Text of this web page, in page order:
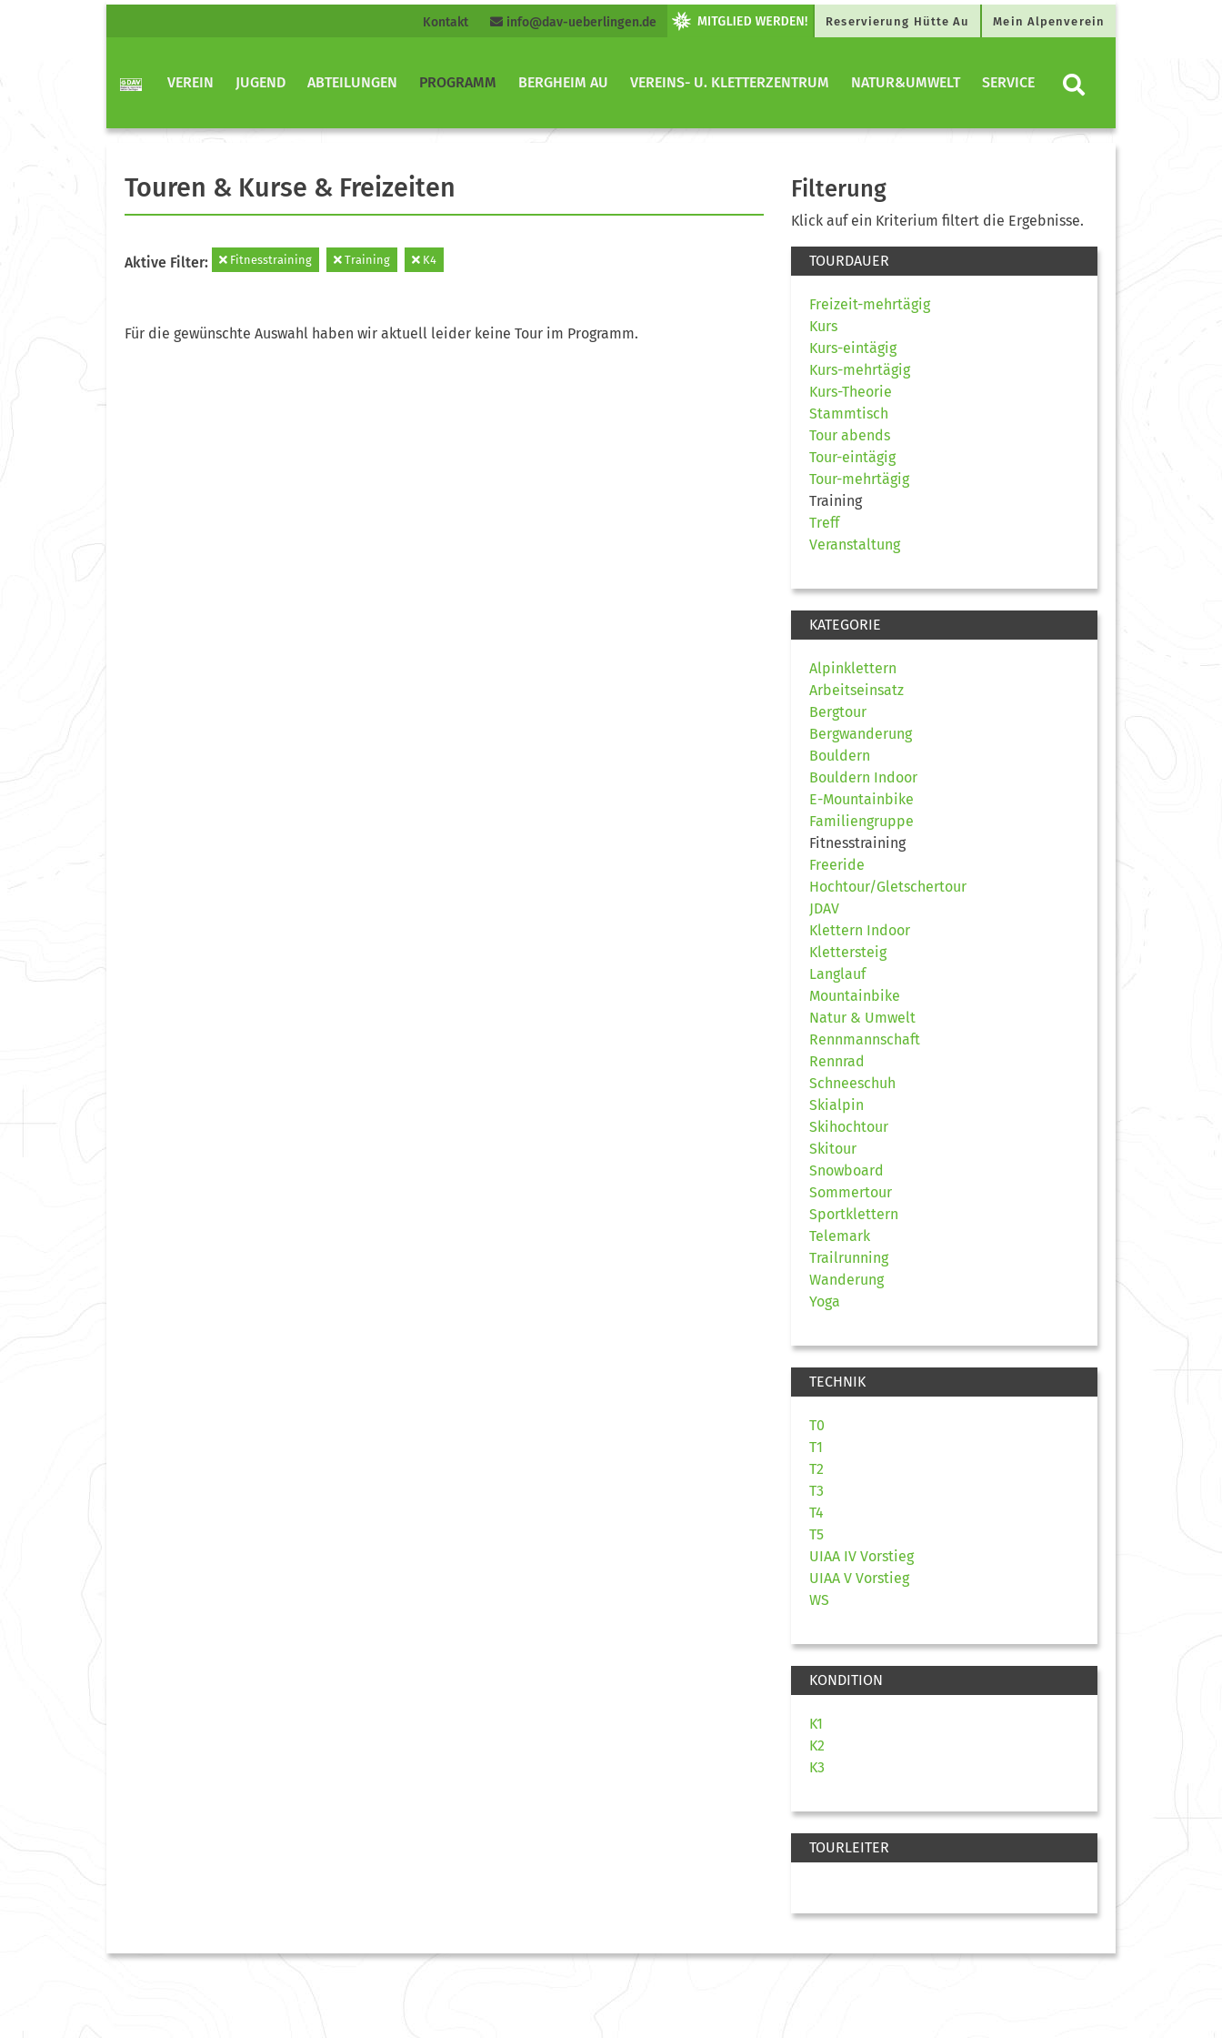
Kontakt info@dav-ueberlingen.de Reservierung Hütte Au Mein Alpenverein
VEREIN JUGEND ABTEILUNGEN PROGRAMM BERGHEIM AU VEREINS- U. KLETTERZENTRUM NATUR&UMWELT SERVICE
Touren & Kurse & Freizeiten
Aktive Filter: Fitnesstraining Training K4
Für die gewünschte Auswahl haben wir aktuell leider keine Tour im Programm.
Filterung
Klick auf ein Kriterium filtert die Ergebnisse.
TOURDAUER
Freizeit-mehrtägig
Kurs
Kurs-eintägig
Kurs-mehrtägig
Kurs-Theorie
Stammtisch
Tour abends
Tour-eintägig
Tour-mehrtägig
Training
Treff
Veranstaltung
KATEGORIE
Alpinklettern
Arbeitseinsatz
Bergtour
Bergwanderung
Bouldern
Bouldern Indoor
E-Mountainbike
Familiengruppe
Fitnesstraining
Freeride
Hochtour/Gletschertour
JDAV
Klettern Indoor
Klettersteig
Langlauf
Mountainbike
Natur & Umwelt
Rennmannschaft
Rennrad
Schneeschuh
Skialpin
Skihochtour
Skitour
Snowboard
Sommertour
Sportklettern
Telemark
Trailrunning
Wanderung
Yoga
TECHNIK
T0
T1
T2
T3
T4
T5
UIAA IV Vorstieg
UIAA V Vorstieg
WS
KONDITION
K1
K2
K3
TOURLEITER